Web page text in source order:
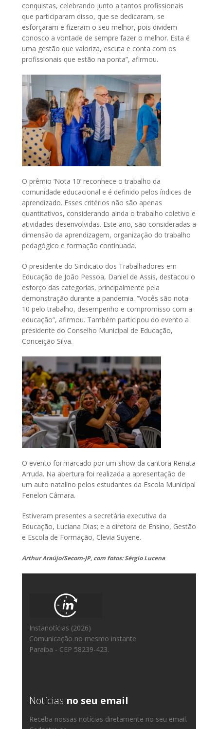
conquistas, celebrando junto a tantos profissionais
que participaram disso, que se dedicaram, se
esforçaram e fizeram o seu melhor, pois dividem
conosco a vontade de sempre fazer o melhor. Esta é
uma gestão que valoriza, escuta e conta com os
profissionais que estão na ponta”, afirmou.
O prêmio ‘Nota 10’ reconhece o trabalho da
comunidade educacional e é definido pelos índices de
aprendizado. Esses critérios não são apenas
quantitativos, considerando ainda o trabalho coletivo e
atividades desenvolvidas. Este ano, são consideradas a
dimensão da aprendizagem, organização do trabalho
pedagógico e formação continuada.
O presidente do Sindicato dos Trabalhadores em
Educação de João Pessoa, Daniel de Assis, destacou o
esforço das categorias, principalmente pela
demonstração durante a pandemia. “Vocês são nota
10 pelo trabalho, desempenho e compromisso com a
educação”, afirmou. Também participou do evento a
presidente do Conselho Municipal de Educação,
Conceição Silva.
O evento foi marcado por um show da cantora Renata
Arruda. Na abertura foi realizada a apresentação de
um auto natalino pelos estudantes da Escola Municipal
Fenelon Câmara.
Estiveram presentes a secretária executiva da
Educação, Luciana Dias; e a diretora de Ensino, Gestão
e Escola de Formação, Clevia Suyene.
Arthur Araújo/Secom-JP, com fotos: Sérgio Lucena
Instanotícias (2026)
Comunicação no mesmo instante
Paraíba - CEP 58239-423.
Notícias no seu email
Receba nossas notícias diretamente no seu email.